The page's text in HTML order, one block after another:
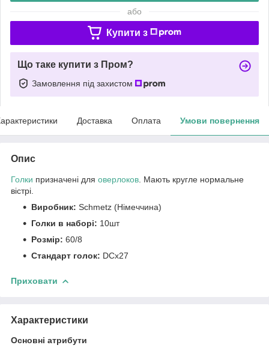
або
Купити з
Що таке купити з Пром?
Замовлення під захистом
Доставка Оплата Умови повернення
Опис
Голки призначені для оверлоков . Мають кругле нормальне
вістрі.
Виробник: Schmetz (Німеччина)
Голки в наборі: 10шт
Розмір: 60/8
Стандарт голок: DCx27
Приховати
Характеристики
Основні атрибути